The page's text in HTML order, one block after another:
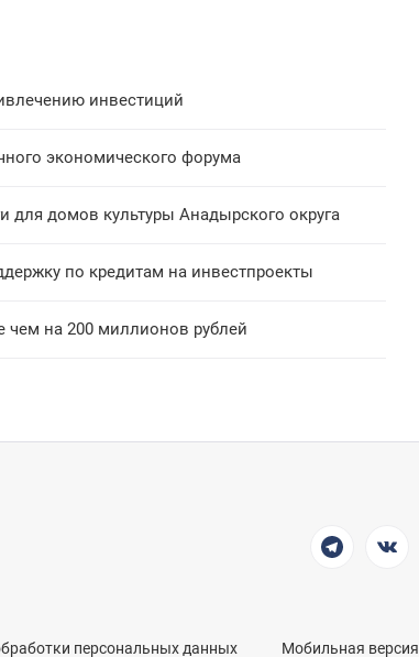
инвестиций
экономического форума
для домов культуры Анадырского округа
по кредитам на инвестпроекты
чем на 200 миллионов рублей
персональных данных Мобильная версия